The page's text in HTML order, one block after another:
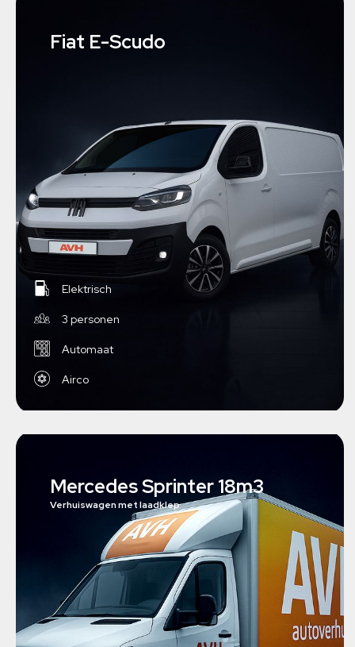
Fiat E-Scudo
Elektrisch
3 personen
Automaat
Airco
Mercedes Sprinter 18m3
Verhuiswagen met laadklep